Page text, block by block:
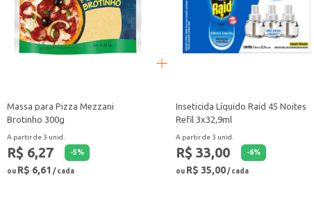
Massa para Pizza Mezzani
Brotinho 300g
A partir de 3 unid.
R$ 6,27 -5%
ou R$ 6,61 / cada
Inseticida Líquido Raid 45 Noites
Refil 3x32,9ml
A partir de 3 unid.
R$ 33,00 -6%
ou R$ 35,00/ cada